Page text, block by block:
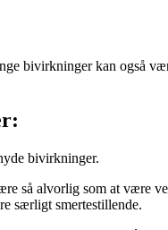
bivirkninger kan også
bivirkninger.
så alvorlig som at være
særligt smertestillende.